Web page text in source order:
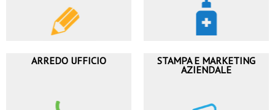
ARREDO UFFICIO STAMPA E MARKETING
AZIENDALE